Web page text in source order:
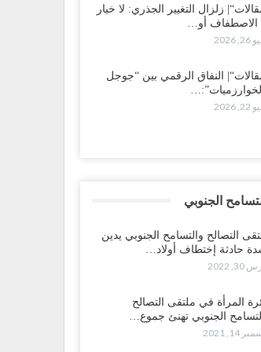
زلزال التغيير الجذري: لا خيار
الاصطفاف أو…
2026
النفاق الرقمي بين “جوجل
2026
الجنوبي
التصالح والتسامح الجنوبي يدين
حادثة إختطاف أولاد…
2022
المرأة في ملتقى التصالح
الجنوبي تهنئ جموع…
14, 2021